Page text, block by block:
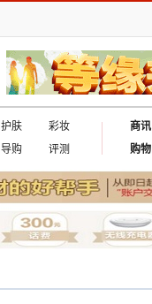
护肤
彩妆
导购 评测
商讯
购物